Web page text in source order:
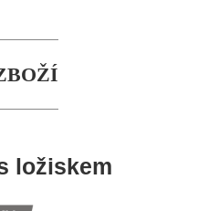
ložiskem